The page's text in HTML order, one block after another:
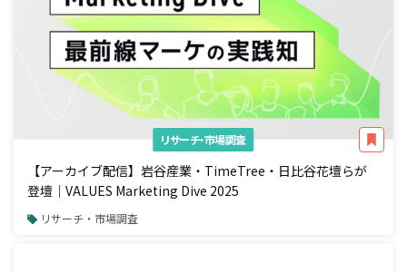
リサーチ・市場調査
【アーカイブ配信】岩谷産業・TimeTree・日比谷花壇らが
登壇｜VALUES Marketing Dive 2025
リサーチ・市場調査